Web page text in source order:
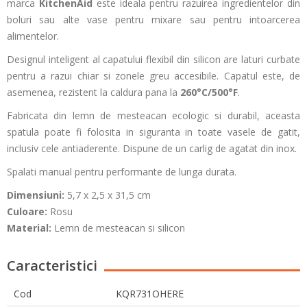
marca KitchenAid este ideala pentru razuirea ingredientelor din
boluri sau alte vase pentru mixare sau pentru intoarcerea
alimentelor.
Designul inteligent al capatului flexibil din silicon are laturi curbate
pentru a razui chiar si zonele greu accesibile. Capatul este, de
asemenea, rezistent la caldura pana la 260°C/500°F.
Fabricata din lemn de mesteacan ecologic si durabil, aceasta
spatula poate fi folosita in siguranta in toate vasele de gatit,
inclusiv cele antiaderente. Dispune de un carlig de agatat din inox.
Spalati manual pentru performante de lunga durata.
Dimensiuni: 5,7 x 2,5 x 31,5 cm
Culoare: Rosu
Material: Lemn de mesteacan si silicon
Caracteristici
Cod KQR731OHERE